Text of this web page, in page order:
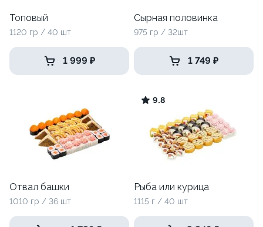
Топовый
1120 гр / 40 шт
1 999 ₽
Сырная половинка
975 гр / 32шт
1 749 ₽
Отвал башки
1010 гр / 36 шт
9.8
Рыба или курица
1115 г / 40 шт